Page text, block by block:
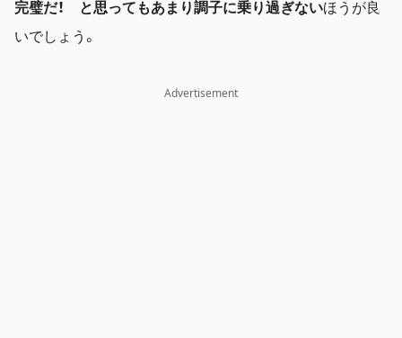
完璧だ！ と思ってもあまり調子に乗り過ぎないほうが良
いでしょう。
Advertisement